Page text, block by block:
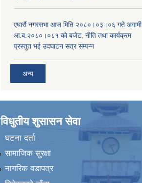
एघारौं नगरसभा आज मिति २०८०।०३।०६ गते अगामी
आ.ब.२०८०।०८१ को बजेट, नीति तथा कार्यक्रम
प्रस्तुत भई उदघाटन सत्र सम्पन्न
अन्य
विधुतीय शुसासन सेवा
घटना दर्ता
सामाजिक सुरक्षा
नागरिक वडापत्र